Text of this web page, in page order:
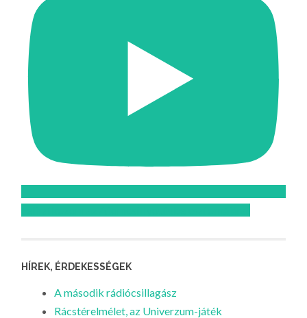
HÍREK, ÉRDEKESSÉGEK
A második rádiócsillagász
Rácstérelmélet, az Univerzum-játék